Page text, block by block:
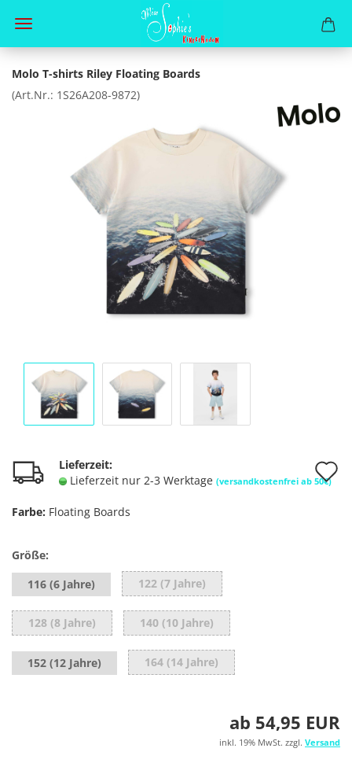
Molo T-shirts Riley Floating Boards
(Art.Nr.: 1S26A208-9872)
Lieferzeit:
Lieferzeit nur 2-3 Werktage (versandkostenfrei ab 50€)
Farbe: Floating Boards
Größe:
116 (6 Jahre)
122 (7 Jahre)
128 (8 Jahre) 140 (10 Jahre)
152 (12 Jahre) 164 (14 Jahre)
ab 54,95 EUR
inkl. 19% MwSt. zzgl. Versand